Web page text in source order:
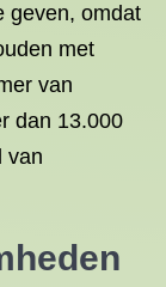
geven, omdat
met
van
dan 13.000
van